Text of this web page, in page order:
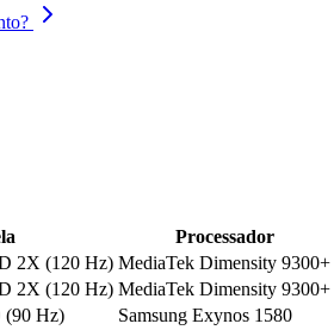
Processador
2X (120 Hz) MediaTek Dimensity 9300+
2X (120 Hz) MediaTek Dimensity 9300+
(90 Hz) Samsung Exynos 1580